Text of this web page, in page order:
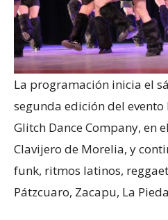
La programación inicia el
segunda edición del evento
Glitch Dance Company, en
Clavijero de Morelia, y
funk, ritmos latinos,
Pátzcuaro, Zacapu, La